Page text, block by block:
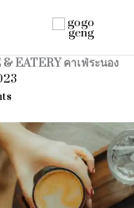
EATERY คาเฟ่ระนอง